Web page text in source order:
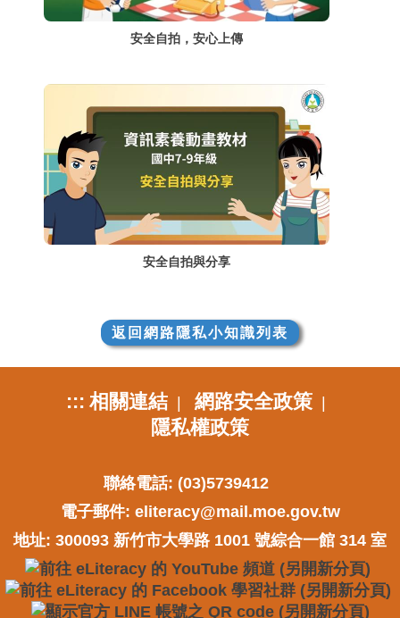
安全自拍，安心上傳
安全自拍與分享
返回網路隱私小知識列表
::: 相關連結| 網路安全政策|
隱私權政策
聯絡電話: (03)5739412
電子郵件: eliteracy@mail.moe.gov.tw
地址: 300093 新竹市大學路 1001 號綜合一館 314 室